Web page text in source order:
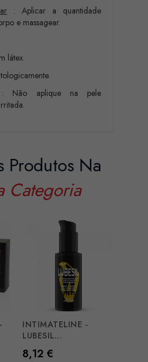
: Aplicar a quantidade
e massagear.
látex.
Não aplique na pele
Produtos Na
Categoria
INTIMATELINE -
LUBESIL...
Preço
8,12 €